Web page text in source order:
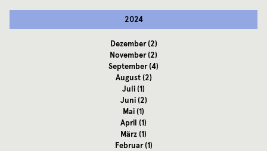
2024
Dezember(2)
November(2)
September(4)
August(2)
Juli(1)
Juni(2)
Mai(1)
April (1)
März(1)
Februar(1)